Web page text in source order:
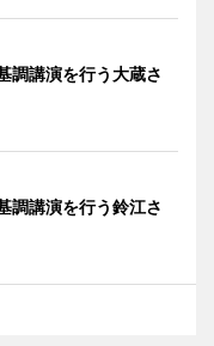
調講演を行う大蔵さ
調講演を行う鈴江さ